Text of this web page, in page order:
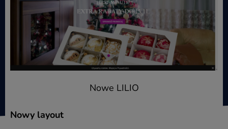
Nowe LILIO
Nowy layout